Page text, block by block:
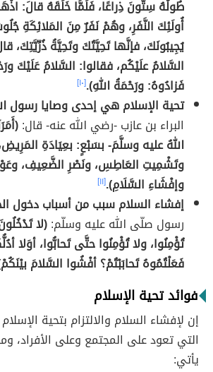
طُولُهُ سِتُّونَ ذِراعًا، فَلَمَّا خَلَقَهُ قالَ:
أُولَئِكَ النَّفَرِ، وهُمْ نَفَرٌ مِنَ المَلائِكَةِ
يُجِيبُونَكَ، فإنَّها تَحِيَّتُكَ وتَحِيَّةُ
السَّلامُ علَيْكُم، فقالوا: السَّلامُ عَلَيْكَ
فَزادُوهُ: ورَحْمَةُ اللهِ).[١٠]
تحية الإسلام هي إحدى وصايا رسول
البراء بن عازب -رضي الله عنه- قال:
اللهُ عليه وسلَّمَ- بسَبْعٍ: بعِيَادَةِ المَرِيضِ،
وتَشْمِيتِ العَاطِسِ، ونَصْرِ الضَّعِيفِ،
وإفْشَاءِ السَّلَامِ).[١١]
إفشاء السلام سبب من أسباب دخول
رسول صلّى الله عليه وسلّم:(لا
تُؤْمِنُوا، ولا تُؤْمِنُوا حتَّى تَحابُّوا، أوَلا
فَعَلْتُمُوهُ تَحابَبْتُمْ؟ أفْشُوا السَّلامَ
فوائد تحية الإسلام
إن لإفشاء السلام والالتزام بتحية
التي تعود على المجتمع وعلى الأفراد،
يأتي: